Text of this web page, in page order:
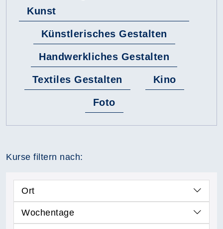
Kunst
Künstlerisches Gestalten
Handwerkliches Gestalten
Textiles Gestalten Kino
Foto
Kurse filtern nach:
Ort
Wochentage